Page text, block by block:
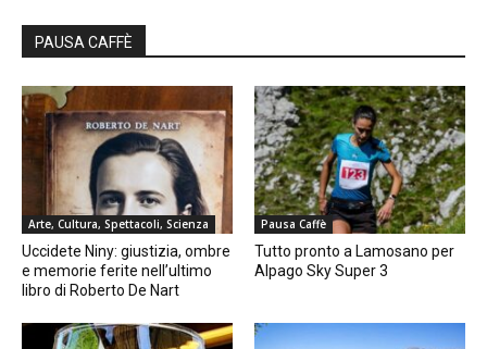
PAUSA CAFFÈ
Arte, Cultura, Spettacoli, Scienza
Uccidete Niny: giustizia, ombre
e memorie ferite nell’ultimo
libro di Roberto De Nart
Pausa Caffè
Tutto pronto a Lamosano per
Alpago Sky Super 3